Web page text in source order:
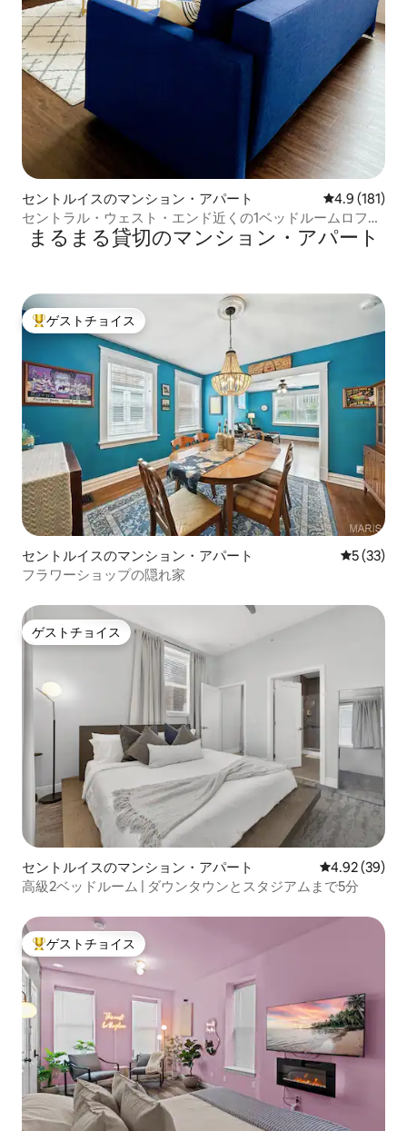
セントルイスのマンション・アパート レビュー181
4.9 (181)
セントラル・ウェスト・エンド近くの1ベッドルームロフ
ト、BJCまで徒歩
まるまる貸切のマンション・アパート
大好評のゲストチョイスです。
ゲストチョイス
セントルイスのマンション・アパート レビュー
5 (33)
フラワーショップの隠れ家
ゲストチョイス
ゲストチョイス
セントルイスのマンション・アパート レビュー39
4.92 (39)
高級2ベッドルーム | ダウンタウンとスタジアムまで5分
大好評のゲストチョイスです。
ゲストチョイス